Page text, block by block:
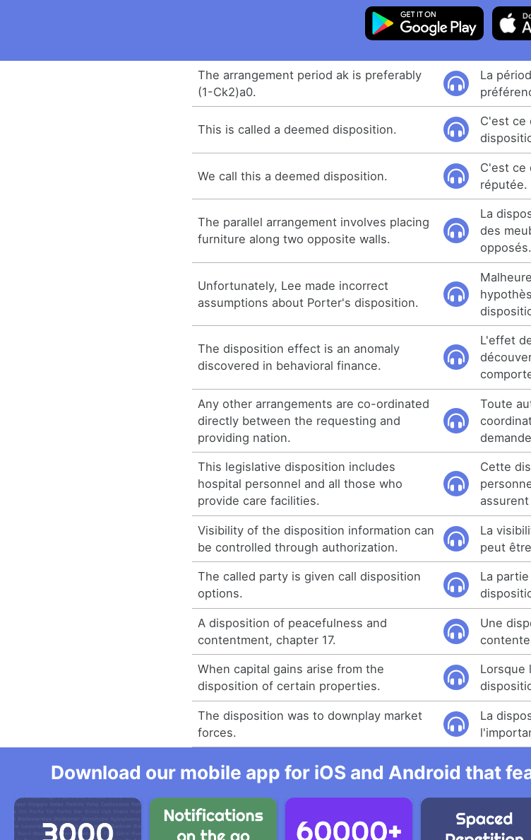
The arrangement period ak is preferably
(1-Ck2)a0.
La
This is called a deemed disposition.
C'est ce
We call this a deemed disposition.
C'est ce
réputée.
The parallel arrangement involves placing
furniture along two opposite walls.
La
des
opposés.
Unfortunately, Lee made incorrect
assumptions about Porter's disposition.
The disposition effect is an anomaly
discovered in behavioral finance.
L'effet
Any other arrangements are co-ordinated
directly between the requesting and
providing nation.
Toute
This legislative disposition includes
hospital personnel and all those who
provide care facilities.
Cette
Visibility of the disposition information can
be controlled through authorization.
La
peut
The called party is given call disposition
options.
La
A disposition of peacefulness and
contentment, chapter 17.
Une
When capital gains arise from the
disposition of certain properties.
Lorsque
The disposition was to downplay market
forces.
La
Download our mobile app for iOS and Android that